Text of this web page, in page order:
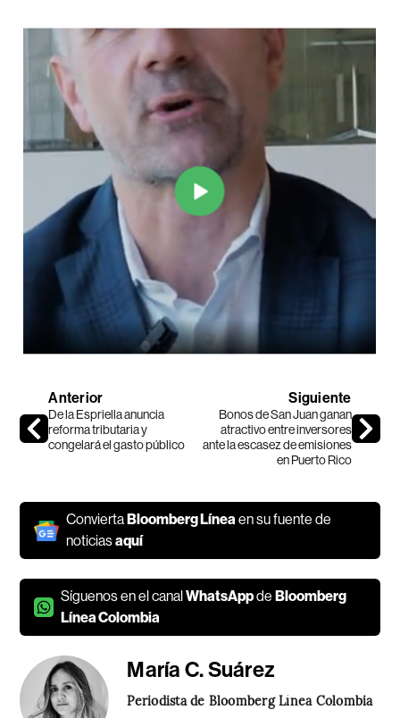
Anterior
De la Espriella anuncia
reforma tributaria y
congelará el gasto público
Siguiente
Bonos de San Juan ganan
atractivo entre inversores
ante la escasez de emisiones
en Puerto Rico
Convierta Bloomberg Líneaen su fuente de
noticiasaquí
Síguenos en el canalWhatsAppde Bloomberg
Línea Colombia
María C. Suárez
Periodista de Bloomberg Línea Colombia